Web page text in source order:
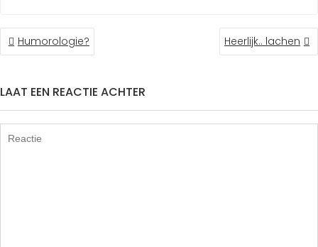
b
o
o
k
t
e
r
BERICHT
NAVIGATIE
Humorologie? Heerlijk.. lachen
LAAT EEN REACTIE ACHTER